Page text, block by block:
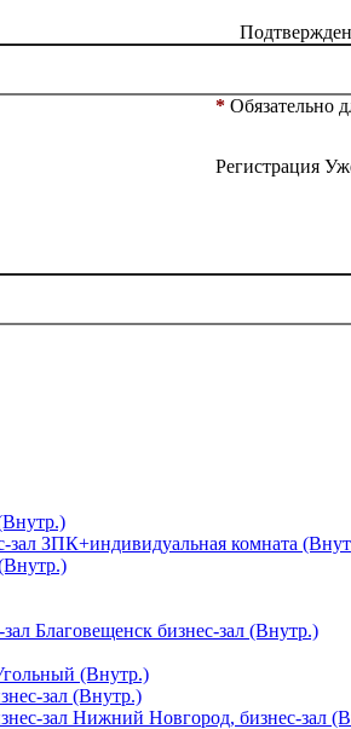
*Обязательно
Регистрация
зал ЗПК+индивидуальная комната
Благовещенск бизнес-зал (Внутр.)
(Внутр.)
зал (Внутр.)
зал Нижний Новгород, бизнес-зал